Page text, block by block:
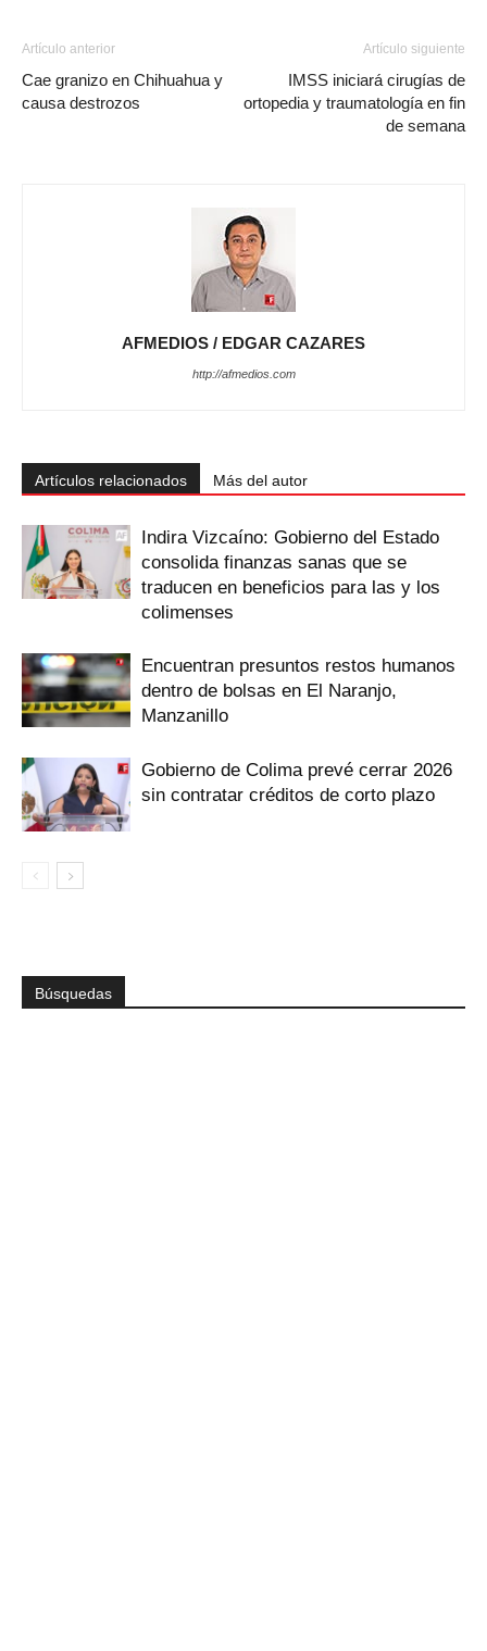
Artículo anterior
Cae granizo en Chihuahua y
causa destrozos
Artículo siguiente
IMSS iniciará cirugías de
ortopedia y traumatología en fin
de semana
AFMEDIOS / EDGAR CAZARES
http://afmedios.com
Artículos relacionados Más del autor
Indira Vizcaíno: Gobierno del Estado
consolida finanzas sanas que se
traducen en beneficios para las y los
colimenses
Encuentran presuntos restos humanos
dentro de bolsas en El Naranjo,
Manzanillo
Gobierno de Colima prevé cerrar 2026
sin contratar créditos de corto plazo
Búsquedas